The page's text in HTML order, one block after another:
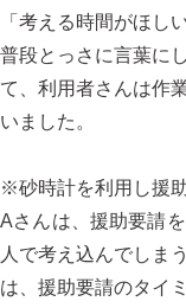
「考える時間がほし
普段とっさに言葉に
て、利用者さんは作
いました。
※砂時計を利用し援
Aさんは、援助要請
人で考え込んでしま
は、援助要請のタイ